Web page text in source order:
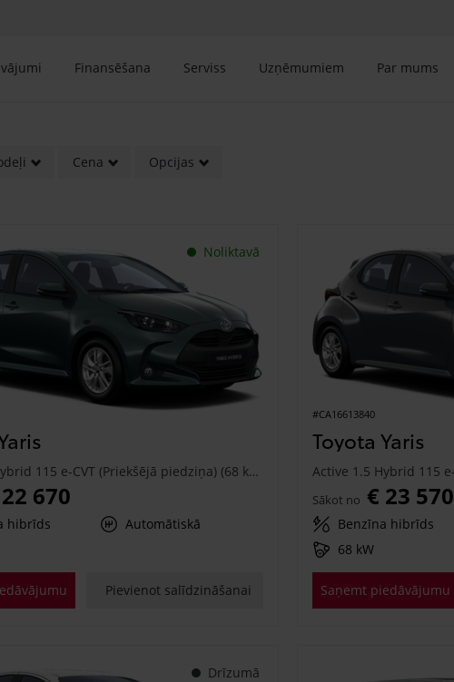
Finansēšana Serviss Uzņēmumiem Par mums
Cena Opcijas
Noliktavā
Active 1.5 Hybrid 115 e-CVT (Priekšējā piedziņa) (68 kW)
670
hibrīds
Automātiskā
Pievienot salīdzināšanai
#CA16613840
Toyota Yaris
Sākot no € 23 570
Benzīna hibrīds
68 kW
Saņemt piedāvājumu
Drīzumā